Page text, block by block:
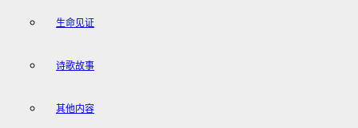
生命见证
诗歌故事
其他内容